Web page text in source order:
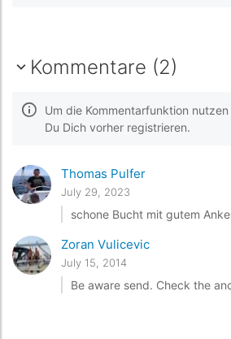
Kommentare (2)
Um die Kommentarfunktion
Du Dich vorher registrieren.
Thomas Pulfer
July 29, 2023
schone Bucht mit gutem
Zoran Vulicevic
July 15, 2014
Be aware send. Check the